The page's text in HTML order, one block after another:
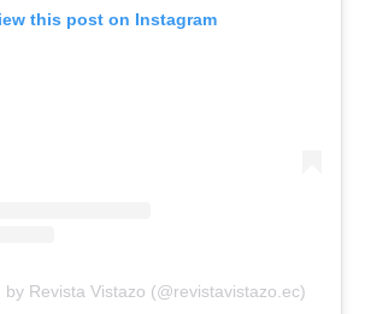
this post on Instagram
by Revista Vistazo (@revistavistazo.ec)